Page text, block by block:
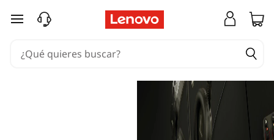
CIr al contenido principal